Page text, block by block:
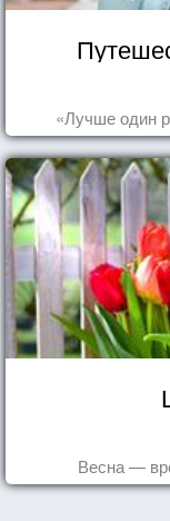
«Лучше один
Весна —